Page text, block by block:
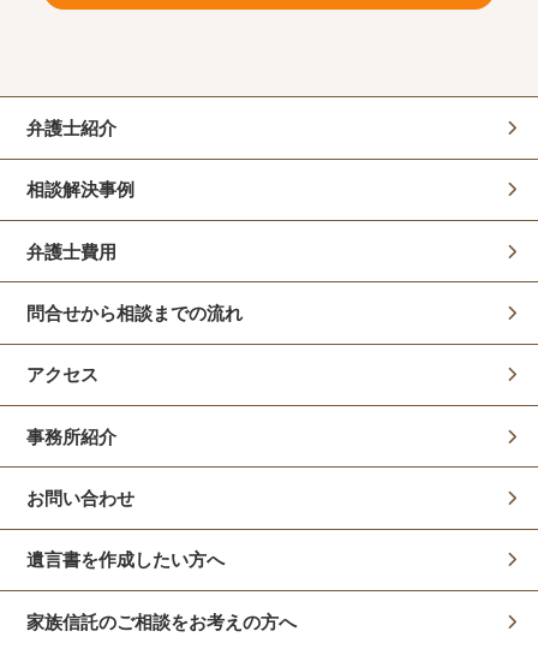
弁護士紹介
相談解決事例
弁護士費用
問合せから相談までの流れ
アクセス
事務所紹介
お問い合わせ
遺言書を作成したい方へ
家族信託のご相談をお考えの方へ